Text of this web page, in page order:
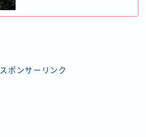
スポンサーリンク